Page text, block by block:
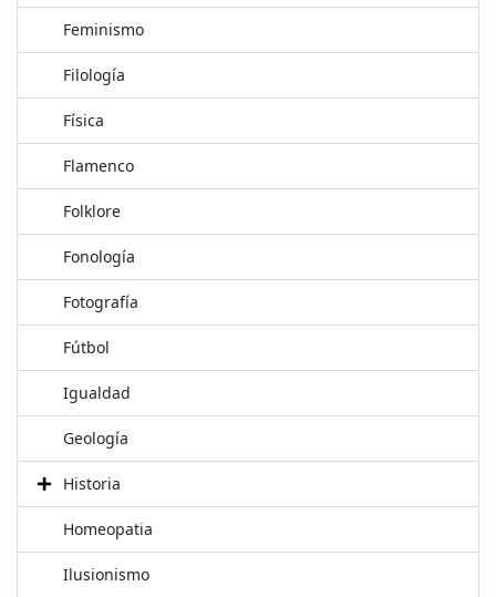
Feminismo
Filología
Física
Flamenco
Folklore
Fonología
Fotografía
Fútbol
Igualdad
Geología
Historia
Homeopatia
Ilusionismo